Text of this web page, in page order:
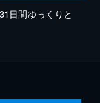
日間ゆっくりと